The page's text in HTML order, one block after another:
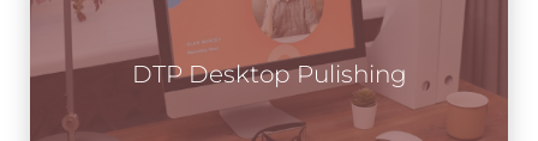
DTP Desktop Pulishing